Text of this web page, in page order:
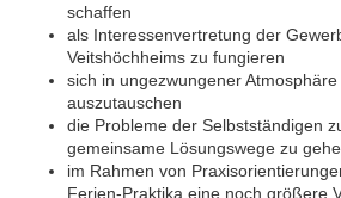
schaffen
als Interessenvertretung der
Veitshöchheims zu fungieren
sich in ungezwungener
auszutauschen
die Probleme der Selbstständigen
gemeinsame Lösungswege zu
im Rahmen von
Ferien-Praktika eine noch größere